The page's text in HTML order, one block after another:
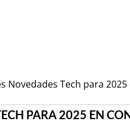
Novedades Tech para
PARA 2025 EN